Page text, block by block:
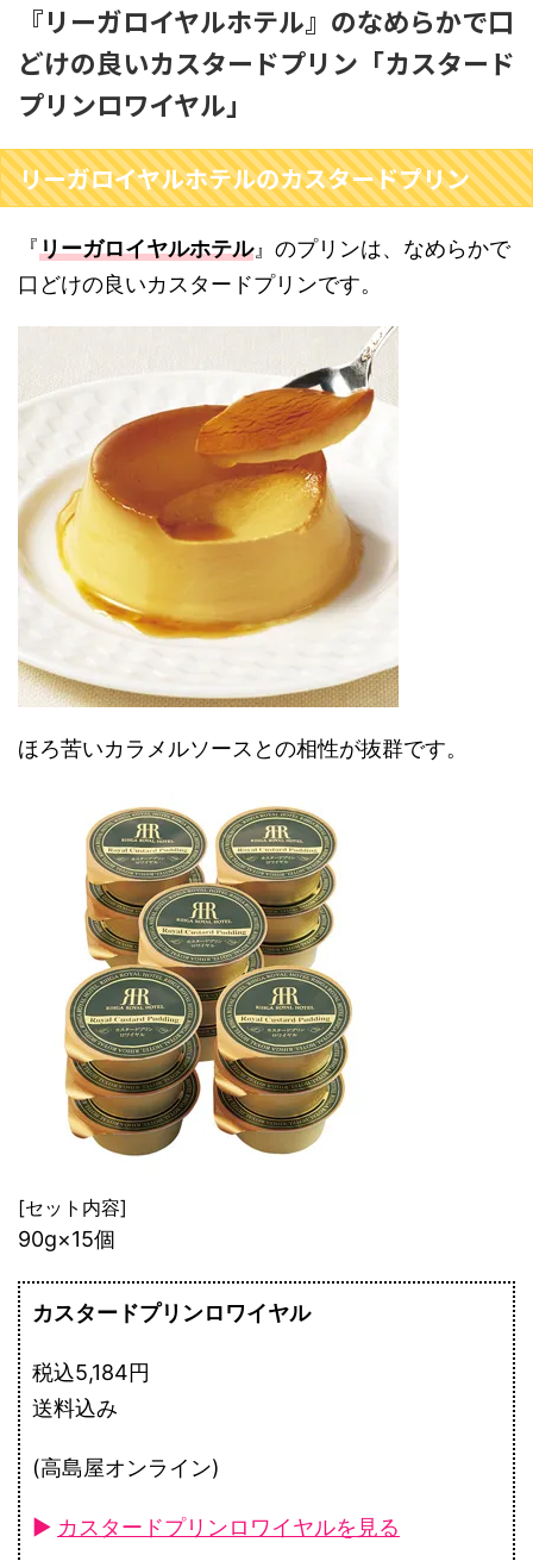
『リーガロイヤルホテル』のなめらかで口
どけの良いカスタードプリン「カスタード
プリンロワイヤル」
リーガロイヤルホテルのカスタードプリン
『リーガロイヤルホテル』のプリンは、なめらかで
口どけの良いカスタードプリンです。
ほろ苦いカラメルソースとの相性が抜群です。
[セット内容]
90g×15個
カスタードプリンロワイヤル
税込5,184円
送料込み
(高島屋オンライン)
► カスタードプリンロワイヤルを見る